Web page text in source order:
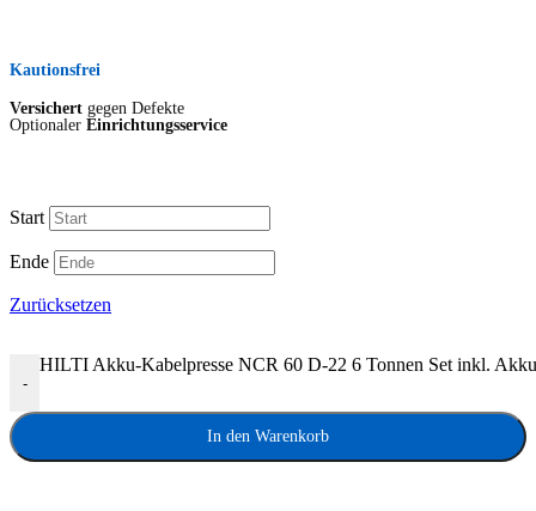
Kautionsfrei
Versichert gegen Defekte
Optionaler Einrichtungsservice
Start
Ende
Zurücksetzen
-
HILTI Akku-Kabelpresse NCR 60 D-22 6 Tonnen Set inkl.
In den Warenkorb